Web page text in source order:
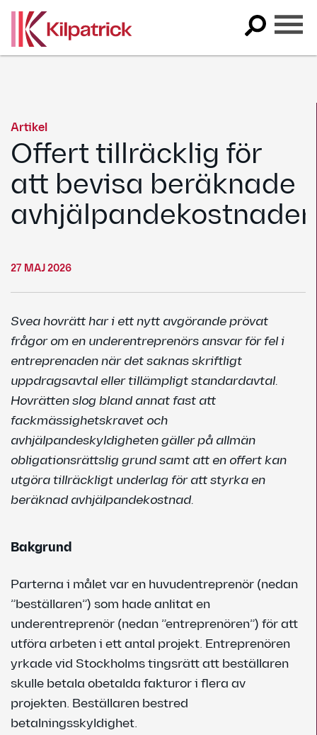
content
Artikel
Offert tillräcklig för
att bevisa beräknade
avhjälpandekostnader
27 MAJ 2026
Svea hovrätt har i ett nytt avgörande prövat
frågor om en underentreprenörs ansvar för fel i
entreprenaden när det saknas skriftligt
uppdragsavtal eller tillämpligt standardavtal.
Hovrätten slog bland annat fast att
fackmässighetskravet och
avhjälpandeskyldigheten gäller på allmän
obligationsrättslig grund samt att en offert kan
utgöra tillräckligt underlag för att styrka en
beräknad avhjälpandekostnad.
Bakgrund
Parterna i målet var en huvudentreprenör (nedan
”beställaren”) som hade anlitat en
underentreprenör (nedan ”entreprenören”) för att
utföra arbeten i ett antal projekt. Entreprenören
yrkade vid Stockholms tingsrätt att beställaren
skulle betala obetalda fakturor i flera av
projekten. Beställaren bestred
betalningsskyldighet.